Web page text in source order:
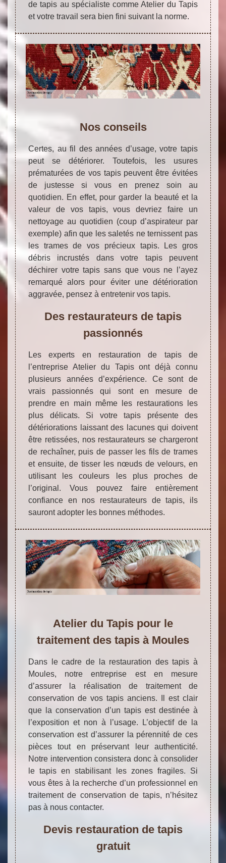
de tapis au spécialiste comme Atelier du Tapis
et votre travail sera bien fini suivant la norme.
Nos conseils
Certes, au fil des années d’usage, votre tapis
peut se détériorer. Toutefois, les usures
prématurées de vos tapis peuvent être évitées
de justesse si vous en prenez soin au
quotidien. En effet, pour garder la beauté et la
valeur de vos tapis, vous devriez faire un
nettoyage au quotidien (coup d’aspirateur par
exemple) afin que les saletés ne ternissent pas
les trames de vos précieux tapis. Les gros
débris incrustés dans votre tapis peuvent
déchirer votre tapis sans que vous ne l’ayez
remarqué alors pour éviter une détérioration
aggravée, pensez à entretenir vos tapis.
Des restaurateurs de tapis
passionnés
Les experts en restauration de tapis de
l’entreprise Atelier du Tapis ont déjà connu
plusieurs années d’expérience. Ce sont de
vrais passionnés qui sont en mesure de
prendre en main même les restaurations les
plus délicats. Si votre tapis présente des
détériorations laissant des lacunes qui doivent
être retissées, nos restaurateurs se chargeront
de rechaîner, puis de passer les fils de trames
et ensuite, de tisser les nœuds de velours, en
utilisant les couleurs les plus proches de
l’original. Vous pouvez faire entièrement
confiance en nos restaurateurs de tapis, ils
sauront adopter les bonnes méthodes.
Atelier du Tapis pour le
traitement des tapis à Moules
Dans le cadre de la restauration des tapis à
Moules, notre entreprise est en mesure
d’assurer la réalisation de traitement de
conservation de vos tapis anciens. Il est clair
que la conservation d’un tapis est destinée à
l’exposition et non à l’usage. L’objectif de la
conservation est d’assurer la pérennité de ces
pièces tout en préservant leur authenticité.
Notre intervention consistera donc à consolider
le tapis en stabilisant les zones fragiles. Si
vous êtes à la recherche d’un professionnel en
traitement de conservation de tapis, n’hésitez
pas à nous contacter.
Devis restauration de tapis
gratuit